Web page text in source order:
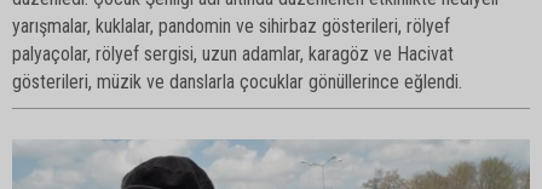
yarışmalar, kuklalar, pandomin ve sihirbaz gösterileri, rölyef
palyaçolar, rölyef sergisi, uzun adamlar, karagöz ve Hacivat
gösterileri, müzik ve danslarla çocuklar gönüllerince eğlendi.